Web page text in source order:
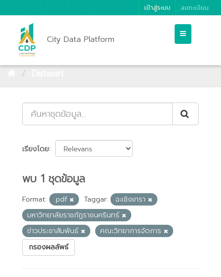
เข้าสู่ระบบ ลงทะเบียน
City Data Platform
เรียงโดย
พบ 1 ชุดข้อมูล
Format: .pdf Taggar:
ฉะเชิงเทรา
มหาวิทยาลัยราชภัฏราชนครินทร์
ข่าวประชาสัมพันธ์
คณะวิทยาการจัดการ
กรองผลลัพธ์